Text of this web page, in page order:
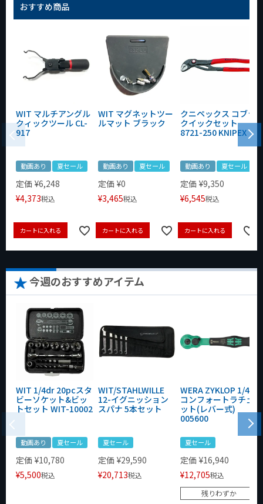
おすすめ商品
WIT マルチアングル
クィックツール CL-
917
動画あり 夏セール
定価 ¥6,248
¥4,373税込
カートに入れる
WIT マグネットツー
ルマット ブラック
動画あり 夏セール
定価 ¥0
¥3,465税込
カートに入れる
クニペックス コブラ
クイックセット
8721-250 KNIPEX
動画あり 夏セール
定価 ¥9,350
¥6,545税込
カートに入れる
今週のおすすめアイテム
WIT 1/4dr 20pcスタ
ビーソケット&ビッ
トセット WIT-10002
動画あり 夏セール
定価 ¥10,780
¥5,500税込
WIT/STAHLWILLE
12-イグニッション
スパナ 5本セット
夏セール
定価 ¥29,590
¥20,713税込
WERA ZYKLOP 1/4"
コンフォートラチェ
ット(レバー式)
005600
夏セール
定価 ¥16,940
¥12,705税込
残りわずか